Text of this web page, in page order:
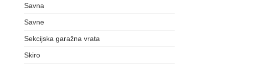
Savna
Savne
Sekcijska garažna vrata
Skiro